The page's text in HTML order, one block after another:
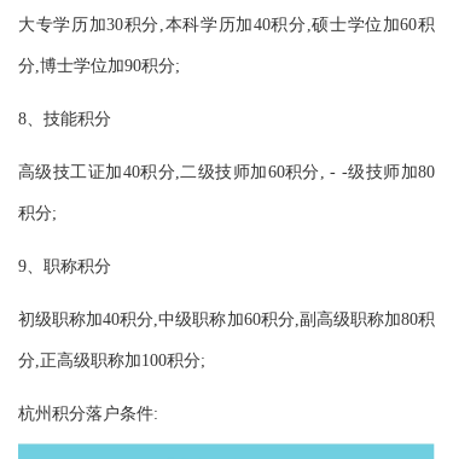
大专学历加30积分,本科学历加40积分,硕士学位加60积
分,博士学位加90积分;
8、技能积分
高级技工证加40积分,二级技师加60积分, - -级技师加80
积分;
9、职称积分
初级职称加40积分,中级职称加60积分,副高级职称加80积
分,正高级职称加100积分;
杭州积分落户条件: